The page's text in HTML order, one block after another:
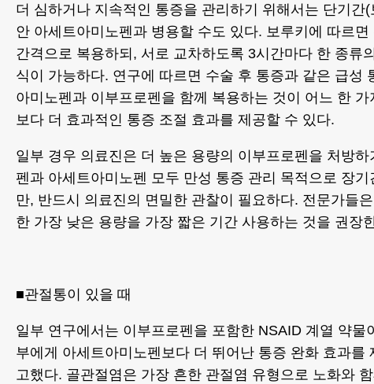
더 심하거나 지속적인 통증을 관리하기 위해서는 단기간
안 아세트아미노펜과 병용할 수도 있다. 보루키에 따르
간격으로 복용하되, 서로 교차하도록 3시간마다 한 종류
식이 가능하다. 연구에 따르면 수술 후 통증과 같은 급성
아미노펜과 이부프로펜을 함께 복용하는 것이 어느 한 가
보다 더 효과적인 통증 조절 효과를 제공할 수 있다.
일부 경우 의료진은 더 높은 용량의 이부프로펜을 처방하
펜과 아세트아미노펜 모두 만성 통증 관리 목적으로 장기
만, 반드시 의료진의 면밀한 관찰이 필요하다. 전문가들
한 가장 낮은 용량을 가장 짧은 기간 사용하는 것을 권장
■관절통이 있을 때
일부 연구에서는 이부프로펜을 포함한 NSAID 계열 약물
부에게 아세트아미노펜보다 더 뛰어난 통증 완화 효과를
고했다. 골관절염은 가장 흔한 관절염 유형으로 노화와